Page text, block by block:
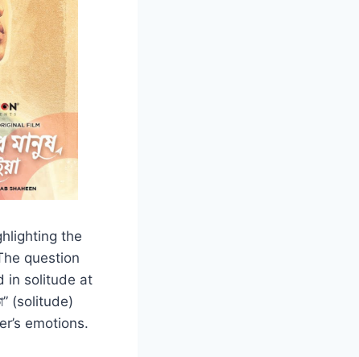
the
question
in solitude at
(solitude)
emotions.